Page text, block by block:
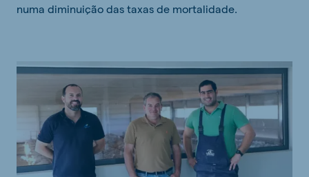
numa diminuição das taxas de mortalidade.